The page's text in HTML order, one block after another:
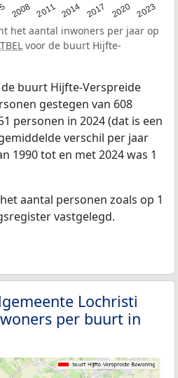
2008 2011 2014 2017 2020 2023
het aantal inwoners per jaar op
voor de buurt Hijfte-
buurt Hijfte-Verspreide
gestegen van 608
personen in 2024 (dat is een
verschil per jaar
1990 tot en met 2024 was 1
aantal personen zoals op 1
vastgelegd.
Lochristi
per buurt in